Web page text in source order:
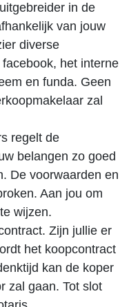
in de
van jouw
diverse
het interne
en funda. Geen
zal
regelt de
belangen zo goed
De voorwaarden en
Aan jou om
wijzen.
Zijn jullie er
het koopcontract
kan de koper
zal gaan. Tot slot